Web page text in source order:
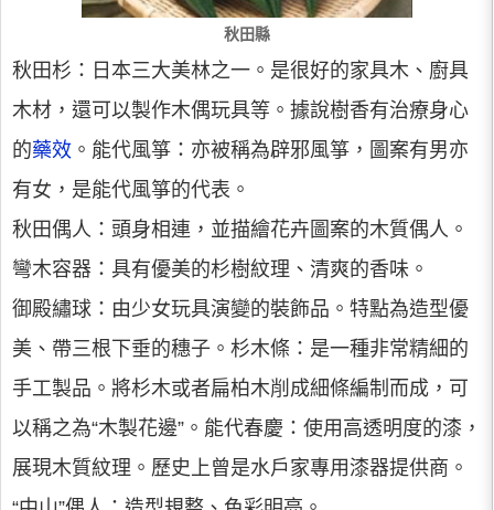
秋田縣
秋田杉：日本三大美林之一。是很好的家具木、廚具
木材，還可以製作木偶玩具等。據說樹香有治療身心
的藥效 。能代風箏：亦被稱為辟邪風箏，圖案有男亦
有女，是能代風箏的代表。
秋田偶人：頭身相連，並描繪花卉圖案的木質偶人。
彎木容器：具有優美的杉樹紋理、清爽的香味。
御殿繡球：由少女玩具演變的裝飾品。特點為造型優
美、帶三根下垂的穗子。杉木條：是一種非常精細的
手工製品。將杉木或者扁柏木削成細條編制而成，可
以稱之為“木製花邊”。能代春慶：使用高透明度的漆，
展現木質紋理。歷史上曾是水戶家專用漆器提供商。